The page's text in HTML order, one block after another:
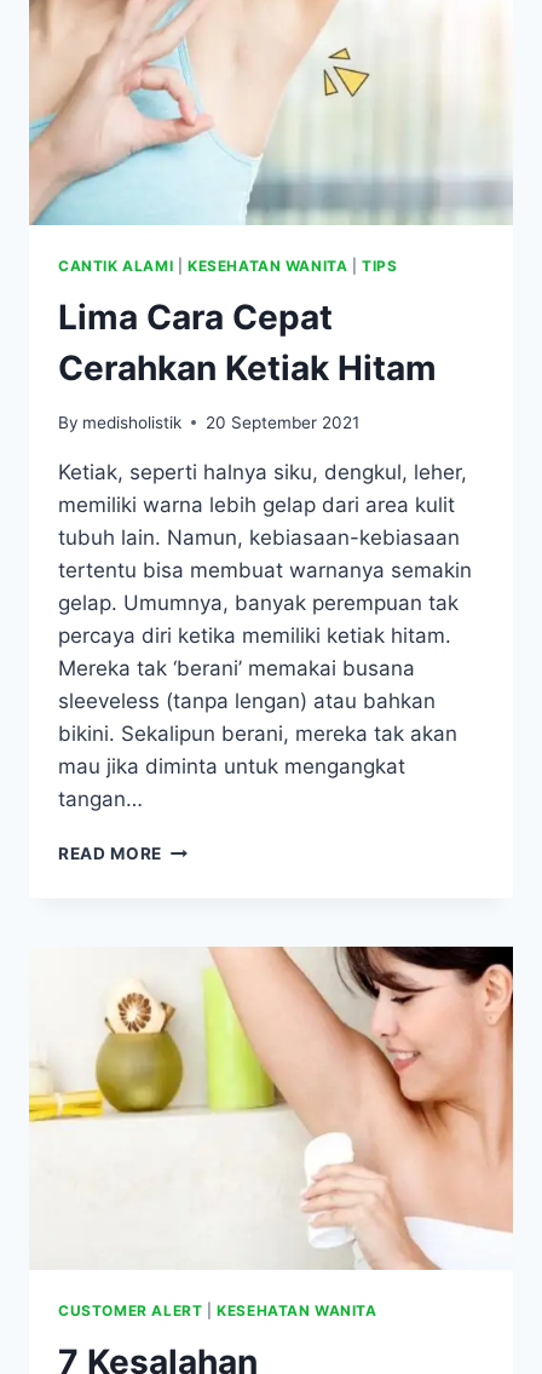
DAN
CARA
MENGATASINYA
CANTIK ALAMI KESEHATAN WANITA |TIPS
Lima Cara Cepat
Cerahkan Ketiak Hitam
By medisholistik 20 September 2021
Ketiak, seperti halnya siku, dengkul, leher,
memiliki warna lebih gelap dari area kulit
tubuh lain. Namun, kebiasaan-kebiasaan
tertentu bisa membuat warnanya semakin
gelap. Umumnya, banyak perempuan tak
percaya diri ketika memiliki ketiak hitam.
Mereka tak ‘berani’ memakai busana
sleeveless (tanpa lengan) atau bahkan
bikini. Sekalipun berani, mereka tak akan
mau jika diminta untuk mengangkat
tangan…
READ MORE LIMA
KETIAK
HITAM
CUSTOMER ALERT |KESEHATAN WANITA
7 Kesalahan